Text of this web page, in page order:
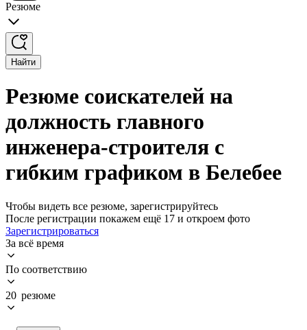
Резюме
Найти
Резюме соискателей на
должность главного
инженера-строителя с
гибким графиком в Белебее
Чтобы видеть все резюме, зарегистрируйтесь
После регистрации покажем ещё 17 и откроем фото
Зарегистрироваться
За всё время
По соответствию
20 резюме